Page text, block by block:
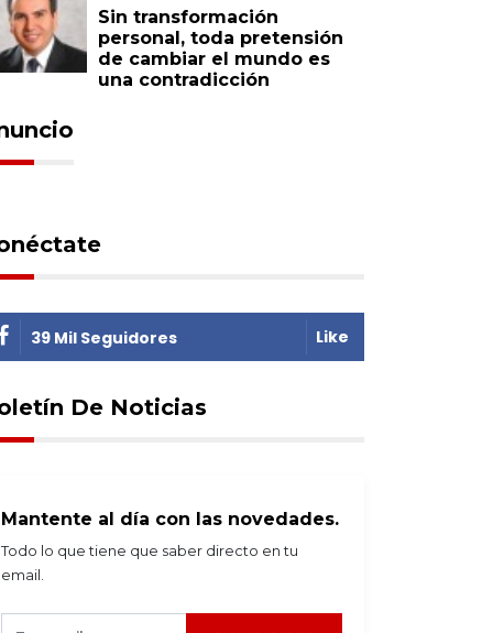
Sin transformación
personal, toda pretensión
de cambiar el mundo es
una contradicción
39 Mil Seguidores Like
De Noticias
Mantente al día con las novedades.
Todo lo que tiene que saber directo en tu
email.